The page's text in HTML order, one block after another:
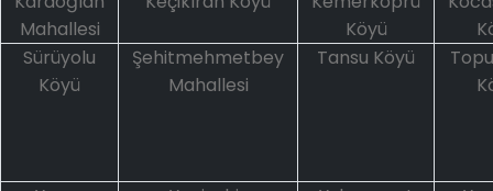
Mahallesi
Köyü
Sürüyolu
Köyü
Şehitmehmetbey
Mahallesi
Tansu Köyü